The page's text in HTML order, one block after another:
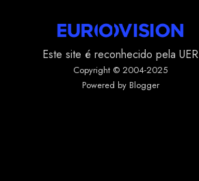
Este site é reconhecido pela UER
Copyright © 2004-2025
Powered by Blogger